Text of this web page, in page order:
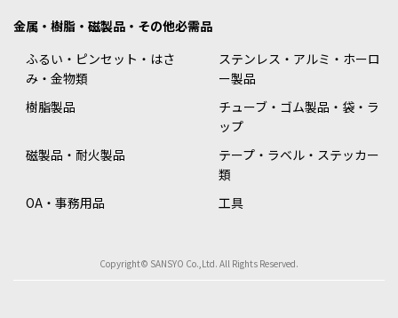
金属・樹脂・磁製品・その他必需品
ふるい・ピンセット・はさ
み・金物類
ステンレス・アルミ・ホーロ
ー製品
樹脂製品
チューブ・ゴム製品・袋・ラ
ップ
磁製品・耐火製品
テープ・ラベル・ステッカー
類
OA・事務用品
工具
Copyright© SANSYO Co.,Ltd. All Rights Reserved.